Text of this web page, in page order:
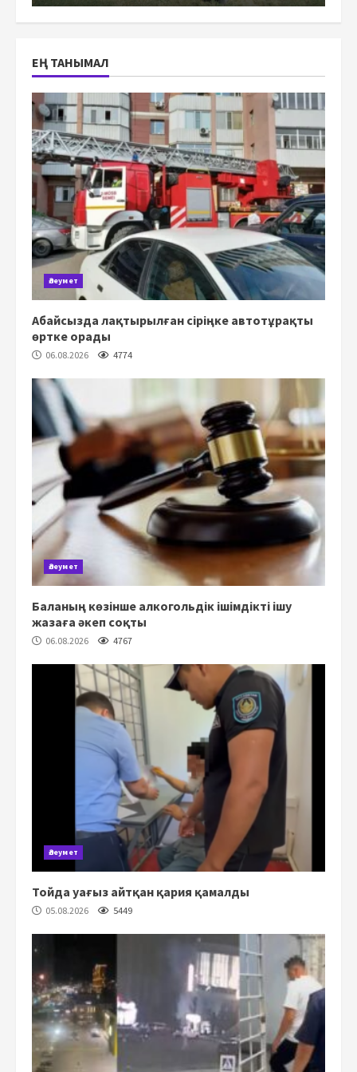
ЕҢ ТАНЫМАЛ
Әлеумет
Абайсызда лақтырылған сіріңке автотұрақты
өртке орады
06.08.2026 4774
Әлеумет
Баланың көзінше алкогольдік ішімдікті ішу
жазаға әкеп соқты
06.08.2026 4767
Әлеумет
Тойда уағыз айтқан қария қамалды
05.08.2026 5449